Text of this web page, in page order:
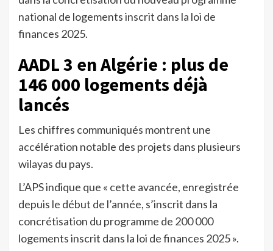
national de logements inscrit dans la loi de
finances 2025.
AADL 3 en Algérie : plus de
146 000 logements déjà
lancés
Les chiffres communiqués montrent une
accélération notable des projets dans plusieurs
wilayas du pays.
L’APS indique que « cette avancée, enregistrée
depuis le début de l’année, s’inscrit dans la
concrétisation du programme de 200 000
logements inscrit dans la loi de finances 2025 ».